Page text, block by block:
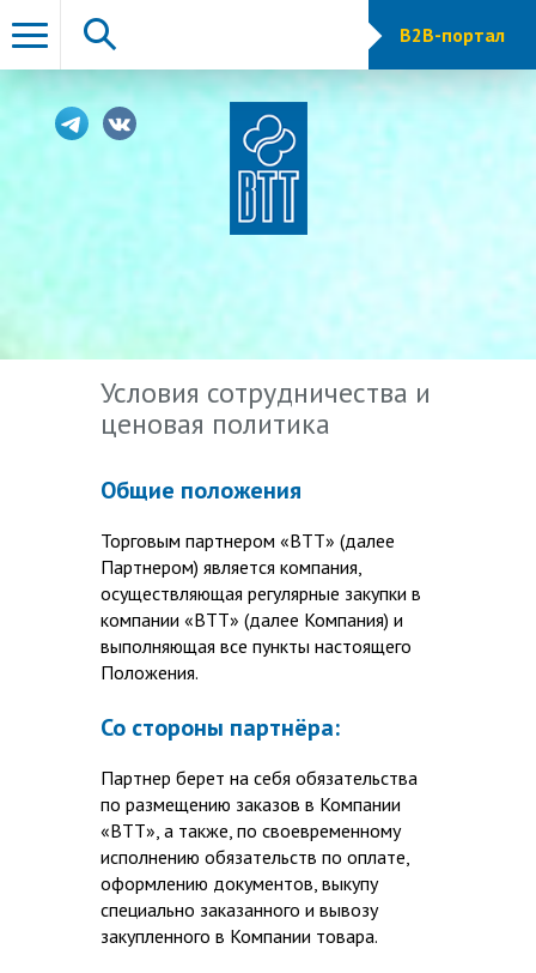
B2B-портал
Условия сотрудничества и
ценовая политика
Общие положения
Торговым партнером «ВТТ» (далее
Партнером) является компания,
осуществляющая регулярные закупки в
компании «ВТТ» (далее Компания) и
выполняющая все пункты настоящего
Положения.
Со стороны партнёра:
Партнер берет на себя обязательства
по размещению заказов в Компании
«ВТТ», а также, по своевременному
исполнению обязательств по оплате,
оформлению документов, выкупу
специально заказанного и вывозу
закупленного в Компании товара.